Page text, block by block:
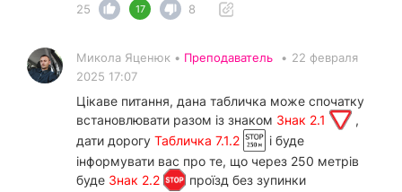
25
17 8
Микола Яценюк • Преподаватель • 22 февраля
2025 17:07
Цікаве питання, дана табличка може спочатку
встановлювати разом із знаком Знак 2.1
,
дати дорогу Табличка 7.1.2
і буде
інформувати вас про те, що через 250 метрів
буде Знак 2.2
проїзд без зупинки